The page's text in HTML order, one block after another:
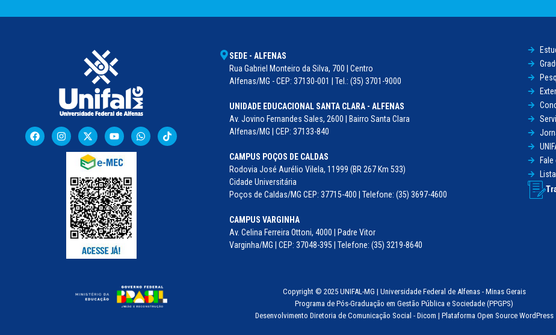
SEDE - ALFENAS
Rua Gabriel Monteiro da Silva, 700 | Centro
Alfenas/MG - CEP: 37130-001 | Tel.: (35) 3701-9000
UNIDADE EDUCACIONAL SANTA CLARA - ALFENAS
Av. Jovino Fernandes Sales, 2600 | Bairro Santa Clara
Alfenas/MG | CEP: 37133-840
CAMPUS POÇOS DE CALDAS
Rodovia José Aurélio Vilela, 11999 (BR 267 Km 533)
Cidade Universitária
Poços de Caldas/MG CEP: 37715-400 | Telefone: (35) 3697-4600
CAMPUS VARGINHA
Av. Celina Ferreira Ottoni, 4000 | Padre Vitor
Varginha/MG | CEP: 37048-395 | Telefone: (35) 3219-8640
Fale
Copyright © 2025 UNIFAL-MG | Universidade Federal de Alfenas - Minas Gerais
Programa de Pós-Graduação em Gestão Pública e Sociedade (PPGPS)
Desenvolvimento Diretoria de Comunicação Social - Dicom | Plataforma Open Source WordPress